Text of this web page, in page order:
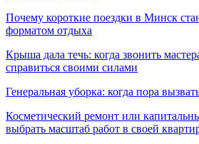
Почему короткие поездки в Минск
форматом отдыха
Крыша дала течь: когда звонить
справиться своими силами
Генеральная уборка: когда пора
Косметический ремонт или
выбрать масштаб работ в своей